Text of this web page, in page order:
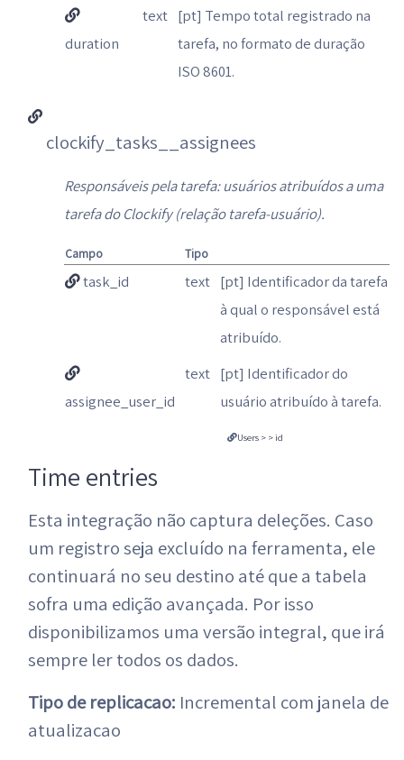
duration
text [pt] Tempo total registrado na
tarefa, no formato de duração
ISO 8601.
clockify_tasks__assignees
Responsáveis pela tarefa: usuários atribuídos a uma
tarefa do Clockify (relação tarefa-usuário).
Campo Tipo
task_id text [pt] Identificador da tarefa
à qual o responsável está
atribuído.
assignee_user_id
text [pt] Identificador do
usuário atribuído à tarefa.
Users > > id
Time entries
Esta integração não captura deleções. Caso
um registro seja excluído na ferramenta, ele
continuará no seu destino até que a tabela
sofra uma edição avançada. Por isso
disponibilizamos uma versão integral, que irá
sempre ler todos os dados.
Tipo de replicacao: Incremental com janela de
atualizacao